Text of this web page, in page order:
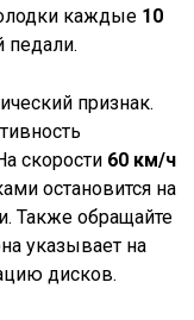
каждые 10
педали.
признак.
скорости 60 км/ч
остановится на
Также обращайте
указывает на
дисков.